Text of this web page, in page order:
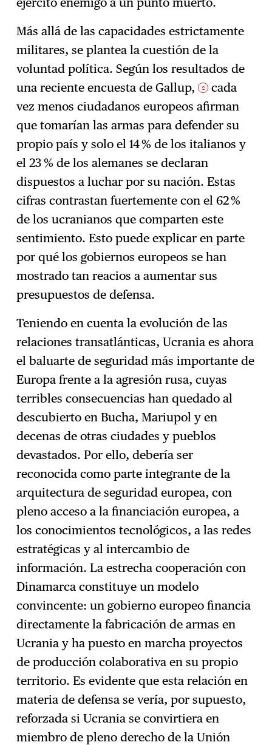
Más allá de las capacidades estrictamente
militares, se plantea la cuestión de la
voluntad política. Según los resultados de
una reciente encuesta de Gallup, 2
cada
vez menos ciudadanos europeos afirman
que tomarían las armas para defender su
propio país y solo el 14 % de los italianos y
el 23 % de los alemanes se declaran
dispuestos a luchar por su nación. Estas
cifras contrastan fuertemente con el 62 %
de los ucranianos que comparten este
sentimiento. Esto puede explicar en parte
por qué los gobiernos europeos se han
mostrado tan reacios a aumentar sus
presupuestos de defensa.
Teniendo en cuenta la evolución de las
relaciones transatlánticas, Ucrania es ahora
el baluarte de seguridad más importante de
Europa frente a la agresión rusa, cuyas
terribles consecuencias han quedado al
descubierto en Bucha, Mariupol y en
decenas de otras ciudades y pueblos
devastados. Por ello, debería ser
reconocida como parte integrante de la
arquitectura de seguridad europea, con
pleno acceso a la financiación europea, a
los conocimientos tecnológicos, a las redes
estratégicas y al intercambio de
información. La estrecha cooperación con
Dinamarca constituye un modelo
convincente: un gobierno europeo financia
directamente la fabricación de armas en
Ucrania y ha puesto en marcha proyectos
de producción colaborativa en su propio
territorio. Es evidente que esta relación en
materia de defensa se vería, por supuesto,
reforzada si Ucrania se convirtiera en
miembro de pleno derecho de la Unión